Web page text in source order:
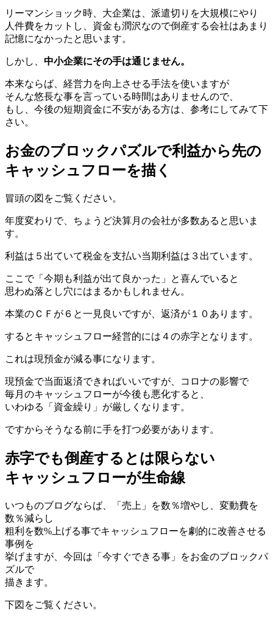
リーマンショック時、大企業は、派遣切りを大規模にやり
人件費をカットし、資金も潤沢なので倒産する会社はあまり
記憶になかったと思います。
しかし、 中小企業にその手は通じません。
本来ならば、経営力を向上させる手法を使いますが
そんな悠長な事を言っている時間はありませんので、
もし、今後の短期資金に不安がある方は、参考にしてみて下
さい。
お金のブロックパズルで利益から先の
キャッシュフローを描く
冒頭の図をご覧ください。
年度変わりで、ちょうど決算月の会社が多数あると思いま
す。
利益は５出ていて税金を支払い当期利益は３出ています。
ここで「今期も利益が出て良かった」と喜んでいると
思わぬ落とし穴にはまるかもしれません。
本業のＣＦが６と一見良いですが、返済が１０あります。
するとキャッシュフロー経営的には４の赤字となります。
これは現預金が減る事になります。
現預金で当面返済できればいいですが、コロナの影響で
毎月のキャッシュフローが今後も悪化すると、
いわゆる「資金繰り」が厳しくなります。
ですからそうなる前に手を打つ必要があります。
赤字でも倒産するとは限らない
キャッシュフローが生命線
いつものブログならば、「売上」を数％増やし、変動費を
数％減らし
粗利を数%上げる事でキャッシュフローを劇的に改善させる
事例を
挙げますが、今回は「今すぐできる事」をお金のブロックパ
ズルで
描きます。
下図をご覧ください。